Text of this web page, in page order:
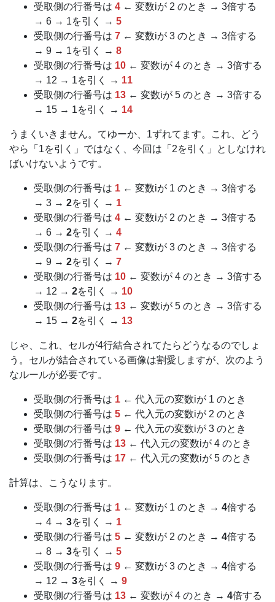
受取側の行番号は 4 ← 変数iが 2 のとき → 3倍する
→ 6 → 1を引く → 5
受取側の行番号は 7 ← 変数iが 3 のとき → 3倍する
→ 9 → 1を引く → 8
受取側の行番号は 10 ← 変数iが 4 のとき → 3倍する
→ 12 → 1を引く → 11
受取側の行番号は 13 ← 変数iが 5 のとき → 3倍する
→ 15 → 1を引く → 14
うまくいきません。てゆーか、1ずれてます。これ、どう
やら「1を引く」ではなく、今回は「2を引く」としなけれ
ばいけないようです。
受取側の行番号は 1 ← 変数iが 1 のとき → 3倍する
→ 3 → 2を引く → 1
受取側の行番号は 4 ← 変数iが 2 のとき → 3倍する
→ 6 → 2を引く → 4
受取側の行番号は 7 ← 変数iが 3 のとき → 3倍する
→ 9 → 2を引く → 7
受取側の行番号は 10 ← 変数iが 4 のとき → 3倍する
→ 12 → 2を引く → 10
受取側の行番号は 13 ← 変数iが 5 のとき → 3倍する
→ 15 → 2を引く → 13
じゃ、これ、セルが4行結合されてたらどうなるのでしょ
う。セルが結合されている画像は割愛しますが、次のよう
なルールが必要です。
受取側の行番号は 1 ← 代入元の変数iが 1 のとき
受取側の行番号は 5 ← 代入元の変数iが 2 のとき
受取側の行番号は 9 ← 代入元の変数iが 3 のとき
受取側の行番号は 13 ← 代入元の変数iが 4 のとき
受取側の行番号は 17 ← 代入元の変数iが 5 のとき
計算は、こうなります。
受取側の行番号は 1 ← 変数iが 1 のとき → 4倍する
→ 4 → 3を引く → 1
受取側の行番号は 5 ← 変数iが 2 のとき → 4倍する
→ 8 → 3を引く → 5
受取側の行番号は 9 ← 変数iが 3 のとき → 4倍する
→ 12 → 3を引く → 9
受取側の行番号は 13 ← 変数iが 4 のとき → 4倍する